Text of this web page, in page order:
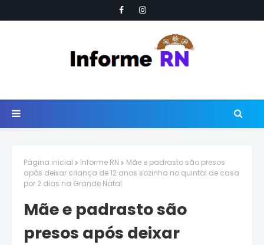
Página inicial Informe RN
Mãe e padrasto são presos
após deixar criança de 12 anos sozinha no quintal de casa
por 2 dias na Grande Natal
Mãe e padrasto são
presos após deixar